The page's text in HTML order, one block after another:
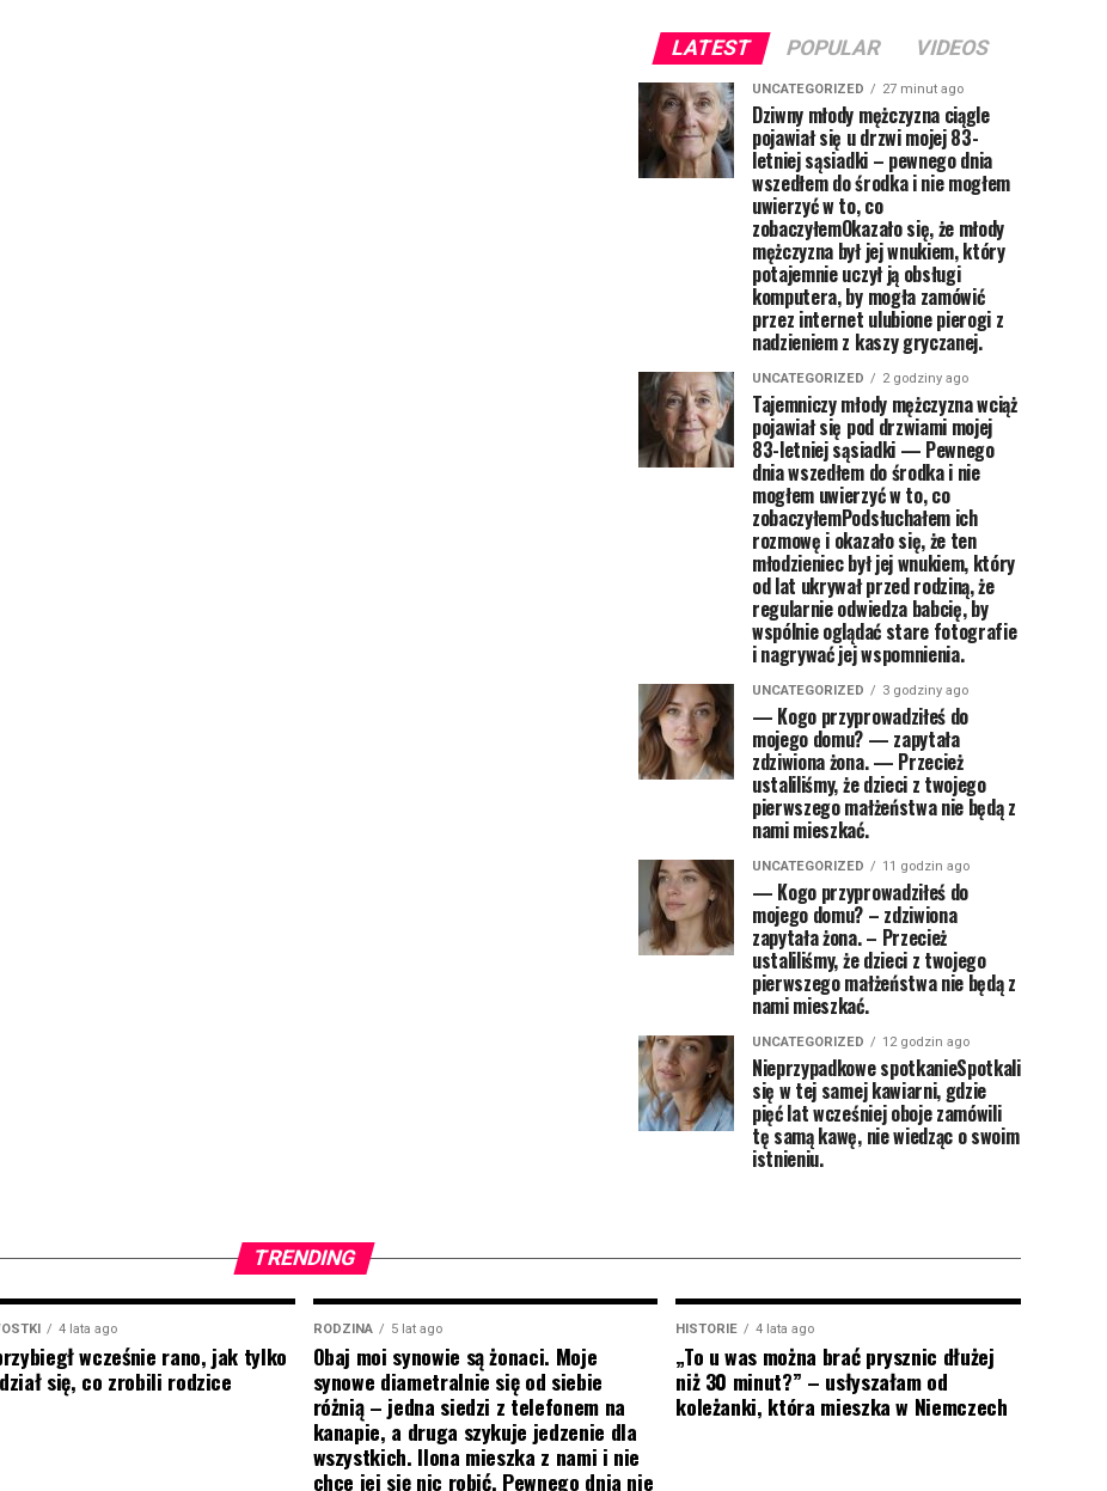
LATEST POPULAR VIDEOS
UNCATEGORIZED 27 minut ago
Dziwny młody mężczyzna ciągle
pojawiał się u drzwi mojej 83-
letniej sąsiadki – pewnego dnia
wszedłem do środka i nie mogłem
uwierzyć w to, co
zobaczyłemOkazało się, że młody
mężczyzna był jej wnukiem, który
potajemnie uczył ją obsługi
komputera, by mogła zamówić
przez internet ulubione pierogi z
nadzieniem z kaszy gryczanej.
UNCATEGORIZED 2 godziny ago
Tajemniczy młody mężczyzna wciąż
pojawiał się pod drzwiami mojej
83-letniej sąsiadki — Pewnego
dnia wszedłem do środka i nie
mogłem uwierzyć w to, co
zobaczyłemPodsłuchałem ich
rozmowę i okazało się, że ten
młodzieniec był jej wnukiem, który
od lat ukrywał przed rodziną, że
regularnie odwiedza babcię, by
wspólnie oglądać stare fotografie
i nagrywać jej wspomnienia.
UNCATEGORIZED 3 godziny ago
— Kogo przyprowadziłeś do
mojego domu? — zapytała
zdziwiona żona. — Przecież
ustaliliśmy, że dzieci z twojego
pierwszego małżeństwa nie będą z
nami mieszkać.
UNCATEGORIZED 11 godzin ago
— Kogo przyprowadziłeś do
mojego domu? – zdziwiona
zapytała żona. – Przecież
ustaliliśmy, że dzieci z twojego
pierwszego małżeństwa nie będą z
nami mieszkać.
UNCATEGORIZED 12 godzin ago
Nieprzypadkowe spotkanieSpotkali
się w tej samej kawiarni, gdzie
pięć lat wcześniej oboje zamówili
tę samą kawę, nie wiedząc o swoim
istnieniu.
TRENDING
4 lata ago
wcześnie rano, jak tylko
się, co zrobili rodzice
RODZINA 5 lat ago
Obaj moi synowie są żonaci. Moje
synowe diametralnie się od siebie
różnią – jedna siedzi z telefonem na
kanapie, a druga szykuje jedzenie dla
wszystkich. Ilona mieszka z nami i nie
chce jej się nic robić. Pewnego dnia nie
HISTORIE 4 lata ago
„To u was można brać prysznic dłużej
niż 30 minut?” – usłyszałam od
koleżanki, która mieszka w Niemczech